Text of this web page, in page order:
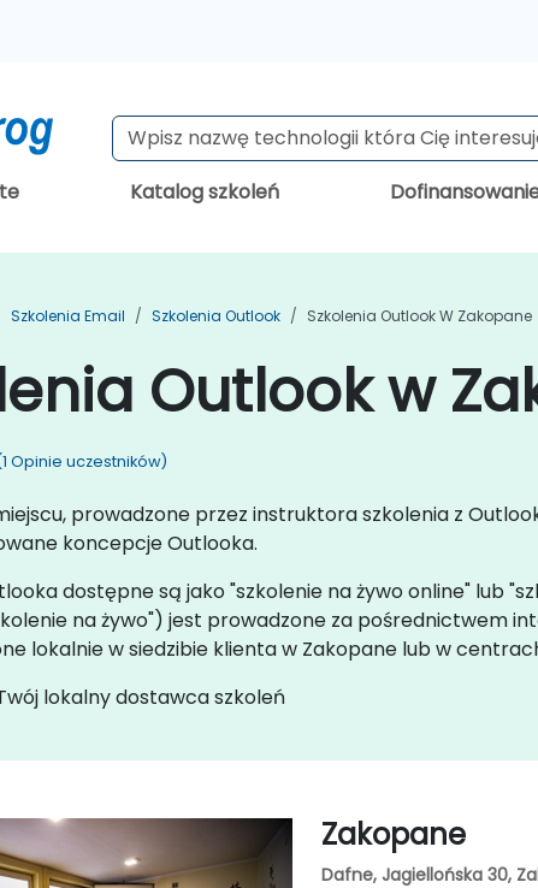
Katalog szkoleń
Szkolenia Email Szkolenia Outlook Szkolenia Outlook W Zakopane
Outlook w
Opinie uczestników)
prowadzone przez instruktora szkolenia z
koncepcje Outlooka.
dostępne są jako "szkolenie na żywo online" lub
na żywo") jest prowadzone za pośrednictwem
lokalnie w siedzibie klienta w Zakopane lub w
lokalny dostawca szkoleń
Zakopane
Dafne, Jagiellońska 30,